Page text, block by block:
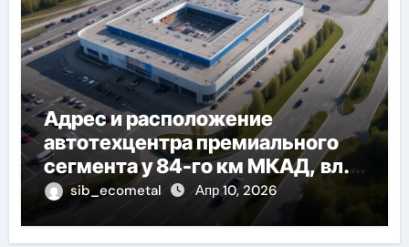
Адрес и расположение
автотехцентра премиального
сегмента у 84-го км МКАД, вл.1
на карте
sib_ecometal Апр 10, 2026